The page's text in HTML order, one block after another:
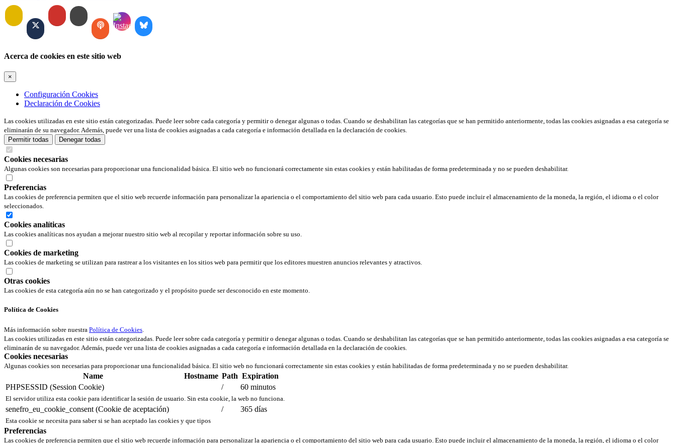
Acerca de cookies en este sitio web
×
Configuración Cookies
Declaración de Cookies
Las cookies utilizadas en este sitio están categorizadas. Puede leer sobre cada categoría y permitir o denegar algunas o todas. Cuando se deshabilitan las categorías que se han permitido anteriormente, todas las cookies asignadas a esa categoría se
eliminarán de su navegador. Además, puede ver una lista de cookies asignadas a cada categoría e información detallada en la declaración de cookies.
Permitir todas
Denegar todas
Cookies necesarias
Algunas cookies son necesarias para proporcionar una funcionalidad básica. El sitio web no funcionará correctamente sin estas cookies y están habilitadas de forma predeterminada y no se pueden deshabilitar.
Preferencias
Las cookies de preferencia permiten que el sitio web recuerde información para personalizar la apariencia o el comportamiento del sitio web para cada usuario. Esto puede incluir el almacenamiento de la moneda, la región, el idioma o el color
seleccionados.
Cookies analíticas
Las cookies analíticas nos ayudan a mejorar nuestro sitio web al recopilar y reportar información sobre su uso.
Cookies de marketing
Las cookies de marketing se utilizan para rastrear a los visitantes en los sitios web para permitir que los editores muestren anuncios relevantes y atractivos.
Otras cookies
Las cookies de esta categoría aún no se han categorizado y el propósito puede ser desconocido en este momento.
Política de Cookies
Más información sobre nuestra Política de Cookies.
Las cookies utilizadas en este sitio están categorizadas. Puede leer sobre cada categoría y permitir o denegar algunas o todas. Cuando se deshabilitan las categorías que se han permitido anteriormente, todas las cookies asignadas a esa categoría se
eliminarán de su navegador. Además, puede ver una lista de cookies asignadas a cada categoría e información detallada en la declaración de cookies.
Cookies necesarias
Algunas cookies son necesarias para proporcionar una funcionalidad básica. El sitio web no funcionará correctamente sin estas cookies y están habilitadas de forma predeterminada y no se pueden deshabilitar.
Name Hostname Path Expiration
PHPSESSID (Session Cookie)
/ 60 minutos
El servidor utiliza esta cookie para identificar la sesión de usuario. Sin esta cookie, la web no funciona.
senefro_eu_cookie_consent (Cookie de aceptación) / 365 días
Esta cookie se necesita para saber si se han aceptado las cookies y que tipos
Preferencias
Las cookies de preferencia permiten que el sitio web recuerde información para personalizar la apariencia o el comportamiento del sitio web para cada usuario. Esto puede incluir el almacenamiento de la moneda, la región, el idioma o el color